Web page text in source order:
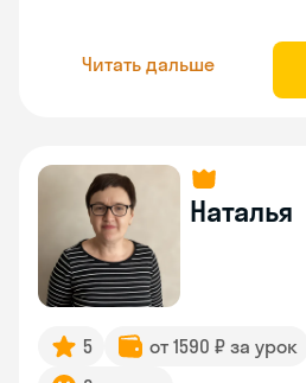
Читать дальше
Наталья
5 от 1590 ₽ за урок